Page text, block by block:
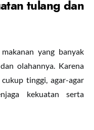
tulang dan
yang banyak
olahannya. Karena
tinggi, agar-agar
kekuatan serta